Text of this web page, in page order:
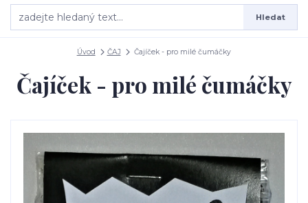
Hledat
Úvod ČAJ Čajíček - pro milé čumáčky
Čajíček - pro milé čumáčky